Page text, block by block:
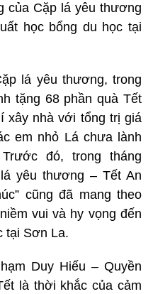
của Cặp lá yêu thương
học bổng du học tại
lá yêu thương, trong
tặng 68 phần quà Tết
xây nhà với tổng trị giá
em nhỏ Lá chưa lành
đó, trong tháng
yêu thương – Tết An
cũng đã mang theo
vui và hy vọng đến
tại Sơn La.
Duy Hiếu – Quyền
là thời khắc của cảm